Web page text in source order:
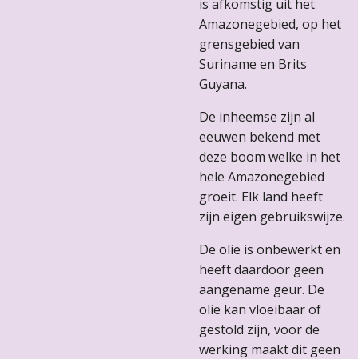
is afkomstig uit het
Amazonegebied, op het
grensgebied van
Suriname en Brits
Guyana.
De inheemse zijn al
eeuwen bekend met
deze boom welke in het
hele Amazonegebied
groeit. Elk land heeft
zijn eigen gebruikswijze.
De olie is onbewerkt en
heeft daardoor geen
aangename geur. De
olie kan vloeibaar of
gestold zijn, voor de
werking maakt dit geen